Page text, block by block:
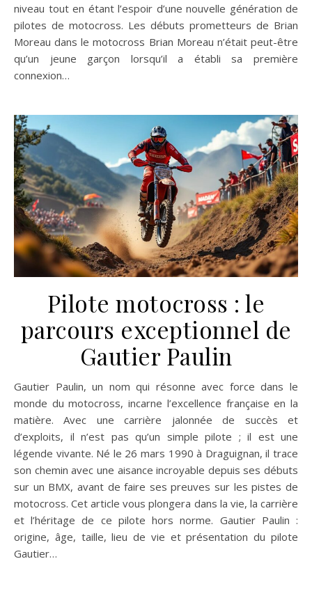
niveau tout en étant l’espoir d’une nouvelle génération de
pilotes de motocross. Les débuts prometteurs de Brian
Moreau dans le motocross Brian Moreau n’était peut-être
qu’un jeune garçon lorsqu’il a établi sa première
connexion…
Pilote motocross : le
parcours exceptionnel de
Gautier Paulin
Gautier Paulin, un nom qui résonne avec force dans le
monde du motocross, incarne l’excellence française en la
matière. Avec une carrière jalonnée de succès et
d’exploits, il n’est pas qu’un simple pilote ; il est une
légende vivante. Né le 26 mars 1990 à Draguignan, il trace
son chemin avec une aisance incroyable depuis ses débuts
sur un BMX, avant de faire ses preuves sur les pistes de
motocross. Cet article vous plongera dans la vie, la carrière
et l’héritage de ce pilote hors norme. Gautier Paulin :
origine, âge, taille, lieu de vie et présentation du pilote
Gautier…